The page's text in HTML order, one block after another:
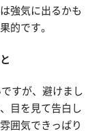
強気に出るかも
的です。
すが、避けまし
目を見て告白し
囲気できっぱり